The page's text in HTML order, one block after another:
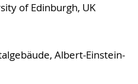
of Edinburgh, UK
Albert-Einstein-